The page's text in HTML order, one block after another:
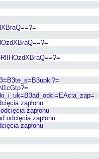
zapłonu
zapłonu
odcięcia zapłonu
zapłonu